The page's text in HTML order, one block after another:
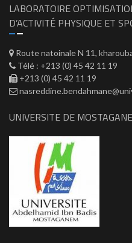
LABORATOIRE
D’ACTIVITÉ PHYSIQUE ET
Route natoinale N 11,
Télé : +213 (0) 45 42 11 19
+213 (0) 45 42 11 19
UNIVERSITE DE